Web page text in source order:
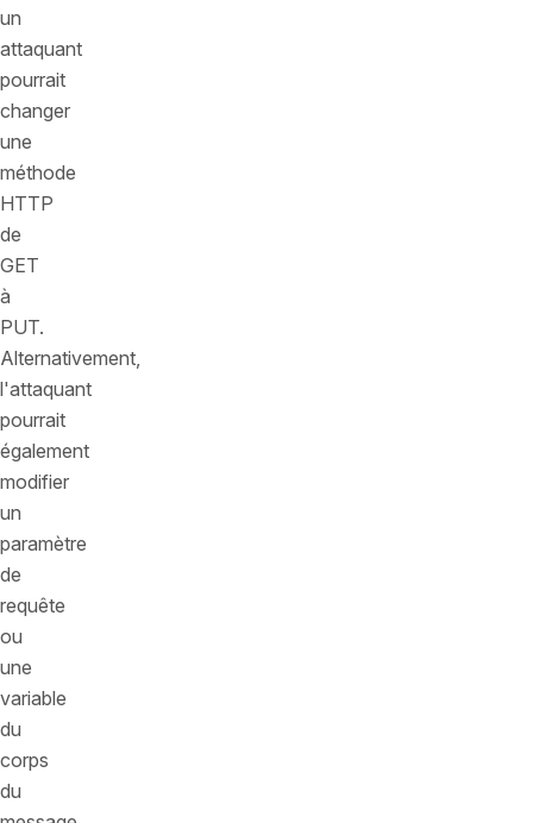
un
attaquant
pourrait
changer
une
méthode
HTTP
de
GET
à
PUT.
Alternativement,
l'attaquant
pourrait
également
modifier
un
paramètre
de
requête
ou
une
variable
du
corps
du